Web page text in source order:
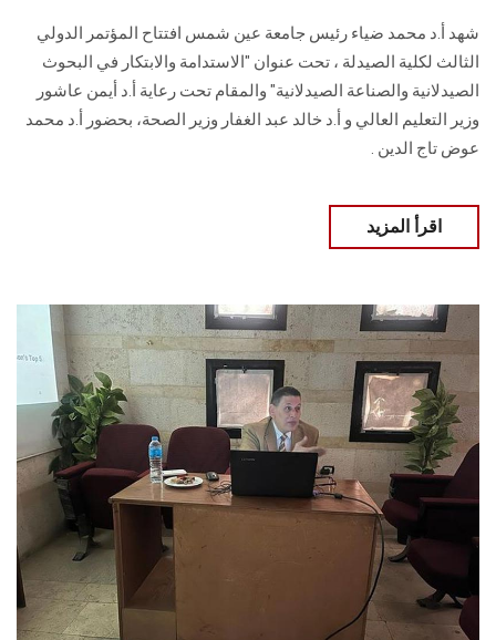
شهد أ.د محمد ضياء رئيس جامعة عين شمس افتتاح المؤتمر الدولي
الثالث لكلية الصيدلة ، تحت عنوان "الاستدامة والابتكار في البحوث
الصيدلانية والصناعة الصيدلانية" والمقام تحت رعاية أ.د أيمن عاشور
وزير التعليم العالي و أ.د خالد عبد الغفار وزير الصحة، بحضور أ.د محمد
عوض تاج الدين .
اقرأ المزيد